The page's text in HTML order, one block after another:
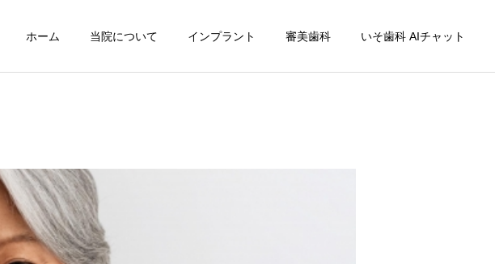
ホーム 当院について インプラント 審美歯科 いそ歯科 AIチャット